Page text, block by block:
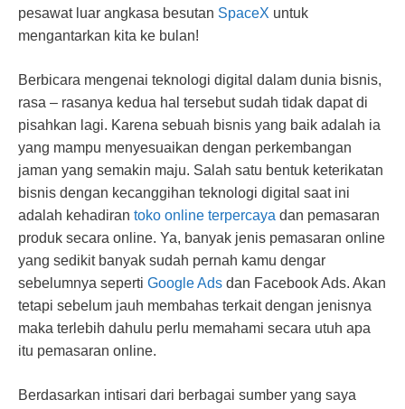
pesawat luar angkasa besutan SpaceX untuk
mengantarkan kita ke bulan!
Berbicara mengenai teknologi digital dalam dunia bisnis,
rasa – rasanya kedua hal tersebut sudah tidak dapat di
pisahkan lagi. Karena sebuah bisnis yang baik adalah ia
yang mampu menyesuaikan dengan perkembangan
jaman yang semakin maju. Salah satu bentuk keterikatan
bisnis dengan kecanggihan teknologi digital saat ini
adalah kehadiran toko online terpercaya dan pemasaran
produk secara online. Ya, banyak jenis pemasaran online
yang sedikit banyak sudah pernah kamu dengar
sebelumnya seperti Google Ads dan Facebook Ads. Akan
tetapi sebelum jauh membahas terkait dengan jenisnya
maka terlebih dahulu perlu memahami secara utuh apa
itu pemasaran online.
Berdasarkan intisari dari berbagai sumber yang saya